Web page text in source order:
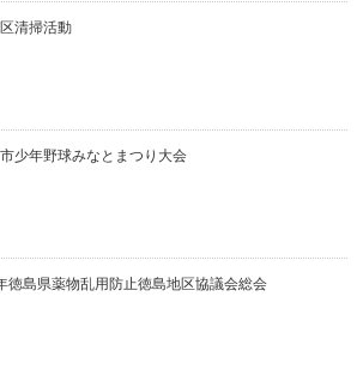
清掃活動
少年野球みなとまつり大会
徳島県薬物乱用防止徳島地区協議会総会